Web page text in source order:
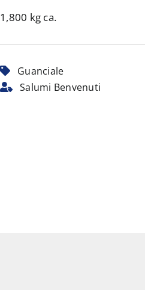
1,800 kg ca.
Guanciale
Salumi Benvenuti